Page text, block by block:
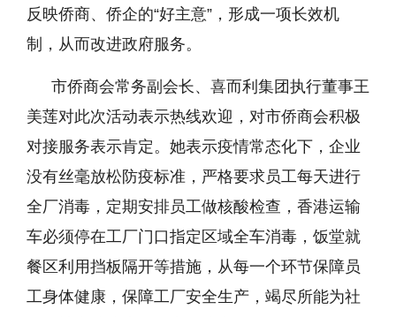
反映侨商、侨企的“好主意”，形成一项长效机
制，从而改进政府服务。
市侨商会常务副会长、喜而利集团执行董事王
美莲对此次活动表示热线欢迎，对市侨商会积极
对接服务表示肯定。她表示疫情常态化下，企业
没有丝毫放松防疫标准，严格要求员工每天进行
全厂消毒，定期安排员工做核酸检查，香港运输
车必须停在工厂门口指定区域全车消毒，饭堂就
餐区利用挡板隔开等措施，从每一个环节保障员
工身体健康，保障工厂安全生产，竭尽所能为社